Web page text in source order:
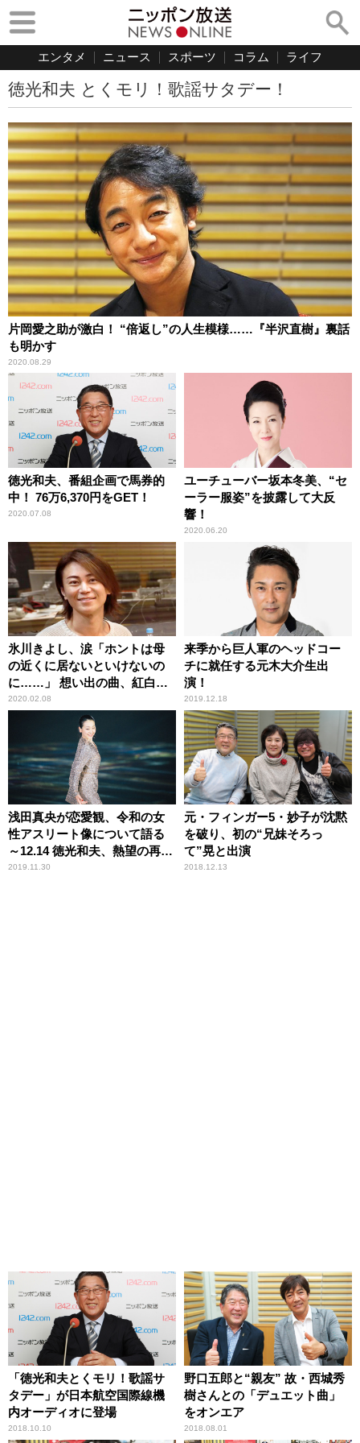
エンタメ ニュース スポーツ コラム ライフ
徳光和夫 とくモリ！歌謡サタデー！
片岡愛之助が激白！ “倍返し”の人生模様……『半沢直樹』裏話
も明かす
2020.08.29
徳光和夫、番組企画で馬券的
中！ 76万6,370円をGET！
2020.07.08
ユーチューバー坂本冬美、“セ
ーラー服姿”を披露して大反
響！
2020.06.20
氷川きよし、涙「ホントは母
の近くに居ないといけないの
に……」 想い出の曲、紅白の
裏側、そして母への想い
2020.02.08
来季から巨人軍のヘッドコー
チに就任する元木大介生出
演！
2019.12.18
浅田真央が恋愛観、令和の女
性アスリート像について語る
～12.14 徳光和夫、熱望の再共
演
2019.11.30
元・フィンガー5・妙子が沈黙
を破り、初の“兄妹そろっ
て”晃と出演
2018.12.13
「徳光和夫とくモリ！歌謡サ
タデー」が日本航空国際線機
内オーディオに登場
2018.10.10
野口五郎と“親友” 故・西城秀
樹さんとの「デュエット曲」
をオンエア
2018.08.01